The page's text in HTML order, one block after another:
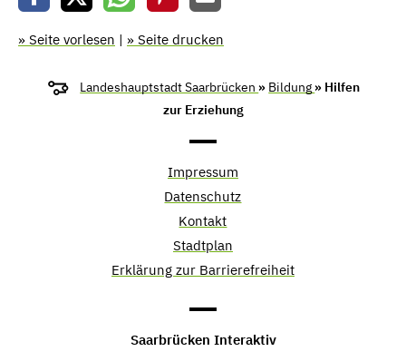
» Seite vorlesen | » Seite drucken
Landeshauptstadt Saarbrücken » Bildung » Hilfen
zur Erziehung
Impressum
Datenschutz
Kontakt
Stadtplan
Erklärung zur Barrierefreiheit
Saarbrücken Interaktiv